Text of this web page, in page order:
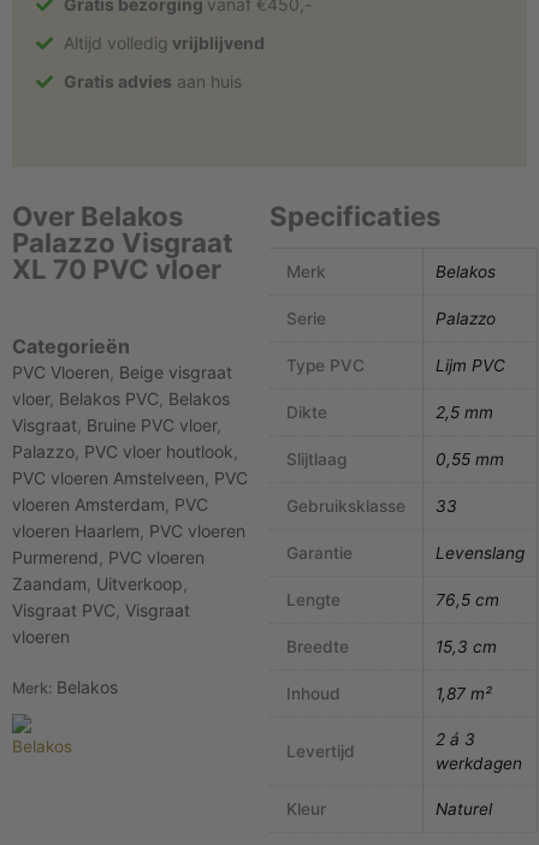
Altijd volledig vrijblijvend
Gratis advies aan huis
Over Belakos
Palazzo Visgraat
XL 70 PVC vloer
Categorieën
PVC Vloeren Beige visgraat
vloer, Belakos PVC Belakos
Visgraat Bruine PVC vloer,
Palazzo PVC vloer houtlook
PVC vloeren Amstelveen PVC
vloeren Amsterdam PVC
vloeren Haarlem PVC vloeren
Purmerend PVC vloeren
Zaandam Uitverkoop
Visgraat PVC Visgraat
vloeren
Merk: Belakos
Specificaties
Merk Belakos
Serie Palazzo
Type PVC Lijm PVC
Dikte 2,5 mm
Slijtlaag 0,55 mm
Gebruiksklasse 33
Garantie Levenslang
Lengte 76,5 cm
Breedte 15,3 cm
Inhoud 1,87 m²
Levertijd
2 á 3
werkdagen
Kleur Naturel